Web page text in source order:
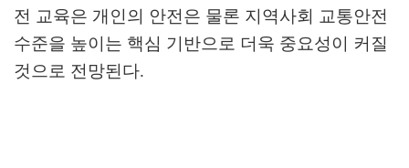
전 교육은 개인의 안전은 물론 지역사회 교통안전
수준을 높이는 핵심 기반으로 더욱 중요성이 커질
것으로 전망된다.